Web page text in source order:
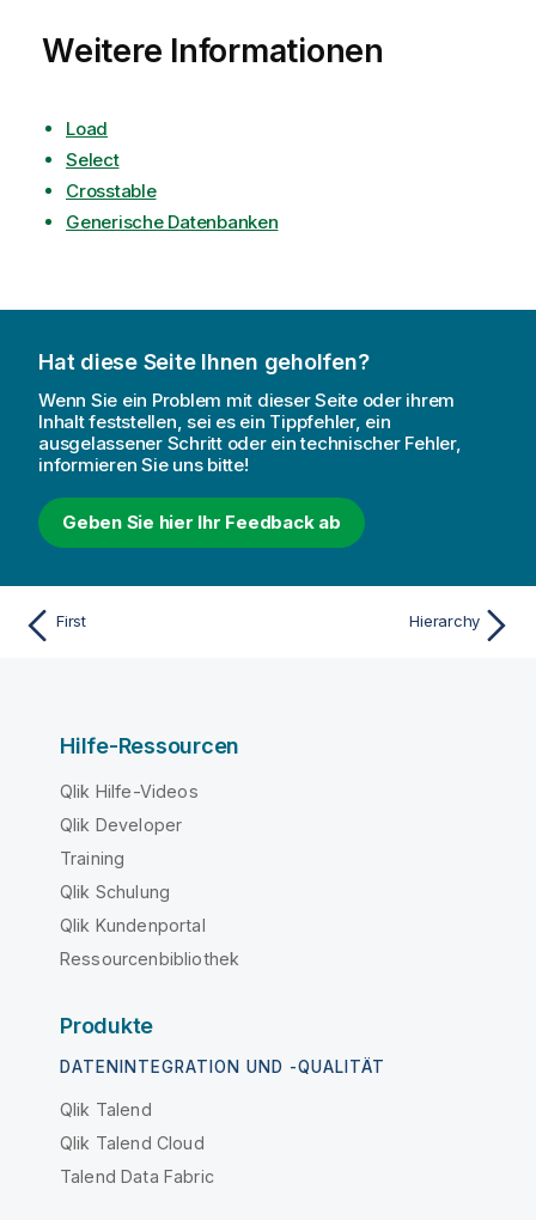
Weitere Informationen
Load
Select
Crosstable
Generische Datenbanken
Hat diese Seite Ihnen geholfen?
Wenn Sie ein Problem mit dieser Seite oder ihrem
Inhalt feststellen, sei es ein Tippfehler, ein
ausgelassener Schritt oder ein technischer Fehler,
informieren Sie uns bitte!
Geben Sie hier Ihr Feedback ab
First Hierarchy
Hilfe-Ressourcen
Qlik Hilfe-Videos
Qlik Developer
Training
Qlik Schulung
Qlik Kundenportal
Ressourcenbibliothek
Produkte
DATENINTEGRATION UND -QUALITÄT
Qlik Talend
Qlik Talend Cloud
Talend Data Fabric